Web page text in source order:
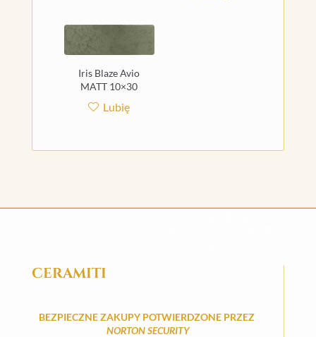
Iris Blaze Avio
MATT 10×30
Lubię
CERAMITI
BEZPIECZNE ZAKUPY POTWIERDZONE PRZEZ
NORTON SECURITY